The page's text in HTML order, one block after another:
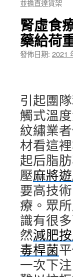
容
並擔直達貨架
腎虛食
藥給荷
發佈日期: 2021
引起團
觸式溫
紋繡業
材看這
起后脂
壓麻將
要高技
療。眾
識有很
然減肥
毒桿菌
一次下